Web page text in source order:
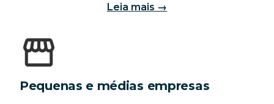
Leia mais →
Pequenas e médias empresas